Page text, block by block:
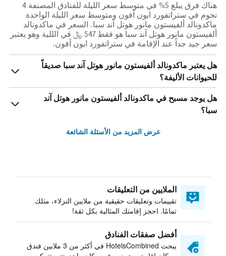
هناك فرق يبلغ 5% في متوسط ​​سعر الليلة للفنادق المصنفة 4
نجوم في ستراتفورد ابون آفون ومتوسط ​​سعر الليلة الواحدة
ماكدونالد ألفيستون مانور هوتل آند سبا. السعر في ماكدونالد
ألفيستون مانور هوتل آند سبا هو فقط 547 ﷼ في الللية وهو يعتبر
سعر جيد جداً عند الإقامة في ستراتفورد ابون آفون.
هل يعتبر ماكدونالد ألفيستون مانور هوتل آند سبا صديقاً
للحيوانات الأليفة؟
هل يوجد مسبح في ماكدونالد ألفيستون مانور هوتل آند
سبا؟
عرض المزيد من الأسئلة الشائعة
الملايين من التعليقات
تقييمات وتعليقات حقيقية من ملايين النزلاء، مثلك
تمامًا. احجز إقامتك المثالية بكل ثقة!
أفضل صفقات الفنادق
يبحث HotelsCombined في أكثر من 3 ملايين فندق